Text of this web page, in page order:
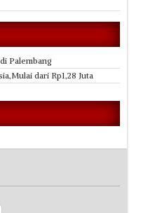
Palembang
dari Rp1,28 Juta